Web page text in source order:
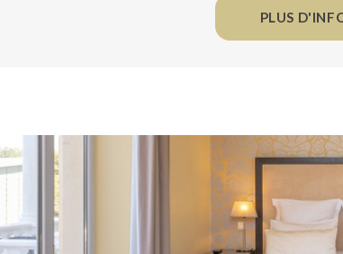
PLUS